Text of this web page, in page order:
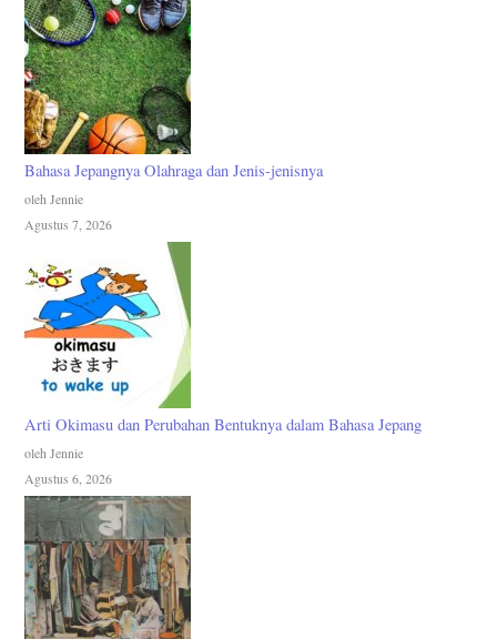
Bahasa Jepangnya Olahraga dan Jenis-jenisnya
oleh Jennie
Agustus 7, 2026
Arti Okimasu dan Perubahan Bentuknya dalam Bahasa Jepang
oleh Jennie
Agustus 6, 2026